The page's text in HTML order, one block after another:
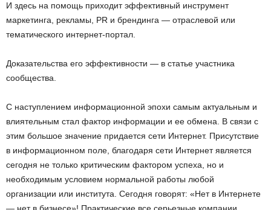
И здесь на помощь приходит эффективный инструмент
маркетинга, рекламы, PR и брендинга — отраслевой или
тематического интернет-портал.
Доказательства его эффективности — в статье участника
сообщества.
С наступлением информационной эпохи самым актуальным и
влиятельным стал фактор информации и ее обмена. В связи с
этим большое значение придается сети Интернет. Присутствие
в информационном поле, благодаря сети Интернет является
сегодня не только критическим фактором успеха, но и
необходимым условием нормальной работы любой
организации или института. Сегодня говорят: «Нет в Интернете